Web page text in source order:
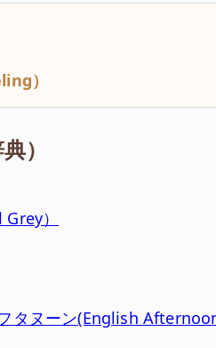
）
）
）
タヌーン(English